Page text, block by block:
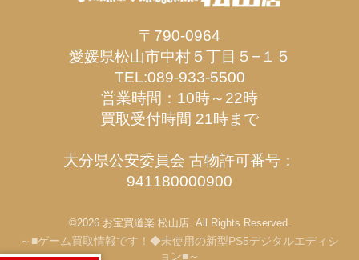
〒790-0964
愛媛県松山市中村５丁目５−１５
TEL:089-933-5500
営業時間：10時～22時
買取受付時間 21時まで
大分県公安委員会 古物許可番号：
941180000900
©2026 お宝買道楽 松山店. All Rights Reserved.
～■ゲーム買取情報です！◆未使用の新型PS5デジタルエディシ
ョン■～